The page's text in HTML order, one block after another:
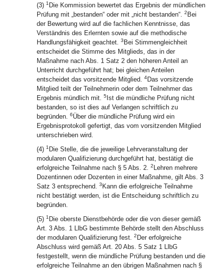
(3) 1 Die Kommission bewertet das Ergebnis der mündlichen
Prüfung mit „bestanden“ oder mit „nicht bestanden“. 2 Bei
der Bewertung wird auf die fachlichen Kenntnisse, das
Verständnis des Erlernten sowie auf die methodische
Handlungsfähigkeit geachtet. 3 Bei Stimmengleichheit
entscheidet die Stimme des Mitglieds, das in der
Maßnahme nach Abs. 1 Satz 2 den höheren Anteil an
Unterricht durchgeführt hat; bei gleichen Anteilen
entscheidet das vorsitzende Mitglied. 4Das vorsitzende
Mitglied teilt der Teilnehmerin oder dem Teilnehmer das
Ergebnis mündlich mit. 5 Ist die mündliche Prüfung nicht
bestanden, so ist dies auf Verlangen schriftlich zu
begründen. 6Über die mündliche Prüfung wird ein
Ergebnisprotokoll gefertigt, das vom vorsitzenden Mitglied
unterschrieben wird.
(4) 1 Die Stelle, die die jeweilige Lehrveranstaltung der
modularen Qualifizierung durchgeführt hat, bestätigt die
erfolgreiche Teilnahme nach § 5 Abs. 2. 2 Lehren mehrere
Dozentinnen oder Dozenten in einer Maßnahme, gilt Abs. 3
Satz 3 entsprechend. 3 Kann die erfolgreiche Teilnahme
nicht bestätigt werden, ist die Entscheidung schriftlich zu
begründen.
(5) 1 Die oberste Dienstbehörde oder die von dieser gemäß
Art. 3 Abs. 1 LlbG bestimmte Behörde stellt den Abschluss
der modularen Qualifizierung fest. 2 Der erfolgreiche
Abschluss wird gemäß Art. 20 Abs. 5 Satz 1 LlbG
festgestellt, wenn die mündliche Prüfung bestanden und die
erfolgreiche Teilnahme an den übrigen Maßnahmen nach §